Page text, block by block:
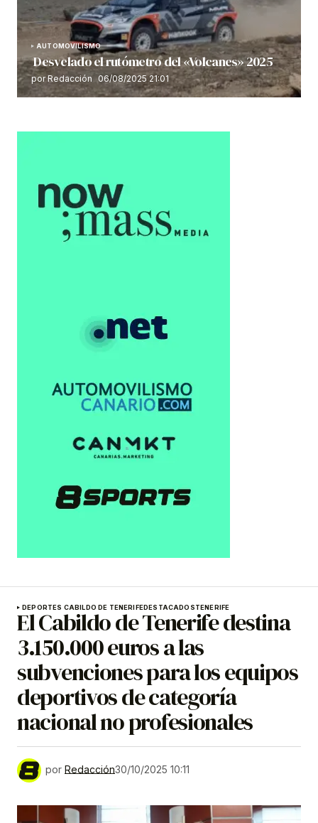
AUTOMOVILISMO
Desvelado el rutómetro del «Volcanes» 2025
por Redacción 06/08/2025 21:01
DEPORTES CABILDO DE TENERIFEDESTACADOSTENERIFE
El Cabildo de Tenerife destina
3.150.000 euros a las
subvenciones para los equipos
deportivos de categoría
nacional no profesionales
por Redacción30/10/2025 10:11